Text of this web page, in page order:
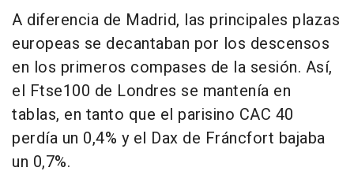
A diferencia de Madrid, las principales plazas
europeas se decantaban por los descensos
en los primeros compases de la sesión. Así,
el Ftse100 de Londres se mantenía en
tablas, en tanto que el parisino CAC 40
perdía un 0,4% y el Dax de Fráncfort bajaba
un 0,7%.